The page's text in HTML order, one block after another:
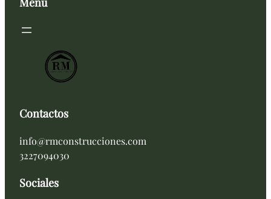
Contactos
info@rmconstrucciones.com
3227094030
Sociales